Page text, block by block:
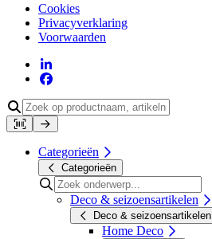
Cookies
Privacyverklaring
Voorwaarden
Categorieën
Categorieën
Deco & seizoensartikelen
Deco & seizoensartikelen
Home Deco